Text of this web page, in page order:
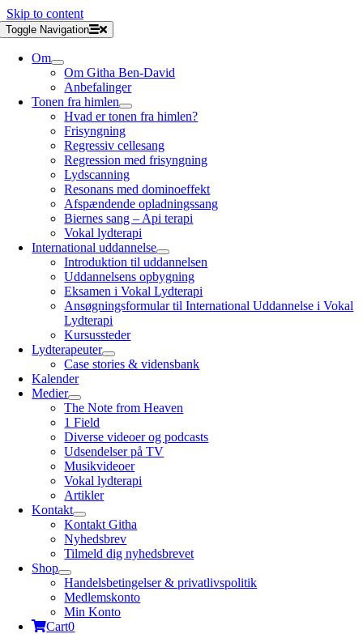
Skip to content
Toggle Navigation
Om
Om Githa Ben-David
Anbefalinger
Tonen fra himlen
Hvad er tonen fra himlen?
Frisyngning
Regressiv cellesang
Regression med frisyngning
Lydscanning
Resonans med dominoeffekt
Afspændende opladningssang
Biernes sang – Api terapi
Vokal lydterapi
International uddannelse
Introduktion til uddannelsen
Uddannelsens opbygning
Eksamen i Vokal Lydterapi
Ansøgningsformular til International Uddannelse i Vokal
Lydterapi
Kursussteder
Lydterapeuter
Case stories & vidensbank
Kalender
Medier
The Note from Heaven
1 Field
Diverse videoer og podcasts
Udsendelser på TV
Musikvideoer
Vokal lydterapi
Artikler
Kontakt
Kontakt Githa
Nyhedsbrev
Tilmeld dig nyhedsbrevet
Shop
Handelsbetingelser & privatlivspolitik
Medlemskonto
Min Konto
Cart0